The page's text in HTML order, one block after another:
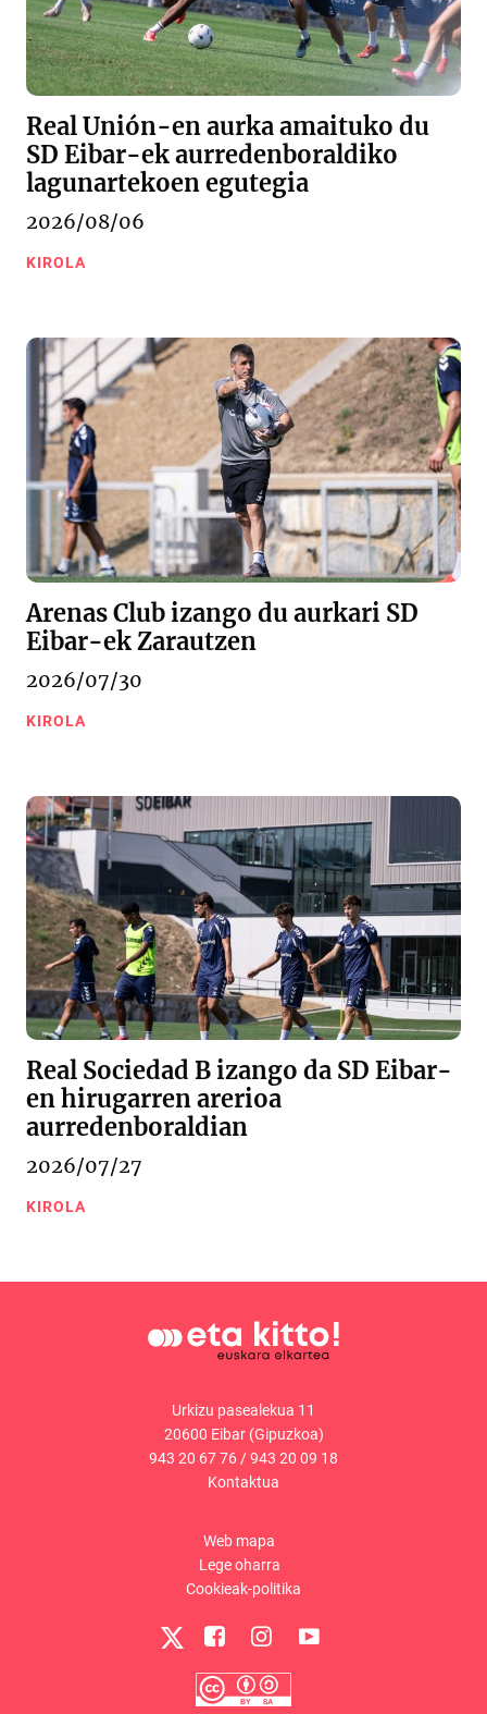
Real Unión-en aurka amaituko du
SD Eibar-ek aurredenboraldiko
lagunartekoen egutegia
2026/08/06
KIROLA
Arenas Club izango du aurkari SD
Eibar-ek Zarautzen
2026/07/30
KIROLA
Real Sociedad B izango da SD Eibar-
en hirugarren arerioa
aurredenboraldian
2026/07/27
KIROLA
Urkizu pasealekua 11
20600 Eibar (Gipuzkoa)
943 20 67 76 /943 20 09 18
Kontaktua
Web mapa
Lege oharra
Cookieak-politika